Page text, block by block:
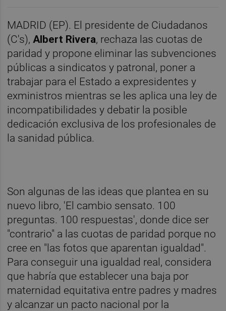
MADRID (EP). El presidente de Ciudadanos
(C's), Albert Rivera, rechaza las cuotas de
paridad y propone eliminar las subvenciones
públicas a sindicatos y patronal, poner a
trabajar para el Estado a expresidentes y
exministros mientras se les aplica una ley de
incompatibilidades y debatir la posible
dedicación exclusiva de los profesionales de
la sanidad pública.
Son algunas de las ideas que plantea en su
nuevo libro, 'El cambio sensato. 100
preguntas. 100 respuestas', donde dice ser
"contrario" a las cuotas de paridad porque no
cree en "las fotos que aparentan igualdad".
Para conseguir una igualdad real, considera
que habría que establecer una baja por
maternidad equitativa entre padres y madres
y alcanzar un pacto nacional por la